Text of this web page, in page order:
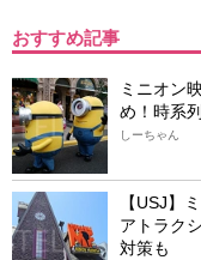
おすすめ記事
ミニオン
め！時系
しーちゃん
【USJ】
アトラク
対策も